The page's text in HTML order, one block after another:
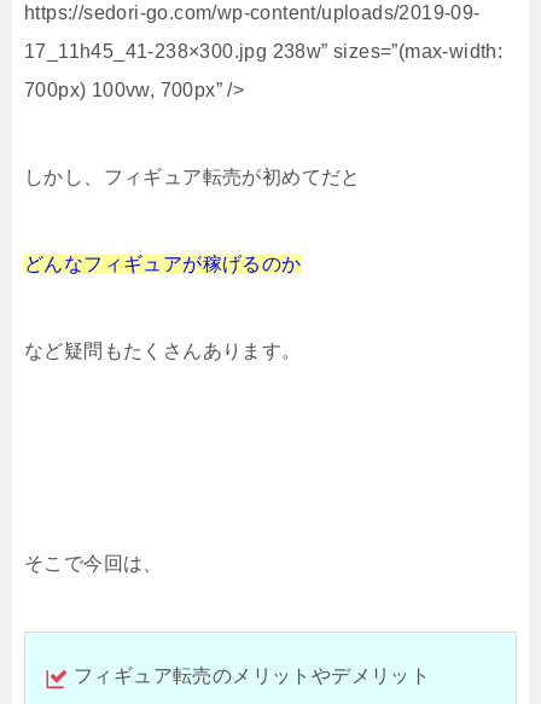
https://sedori-go.com/wp-content/uploads/2019-09-
17_11h45_41-238×300.jpg 238w” sizes=”(max-width:
700px) 100vw, 700px” />
しかし、フィギュア転売が初めてだと
どんなフィギュアが稼げるのか
など疑問もたくさんあります。
そこで今回は、
フィギュア転売のメリットやデメリット